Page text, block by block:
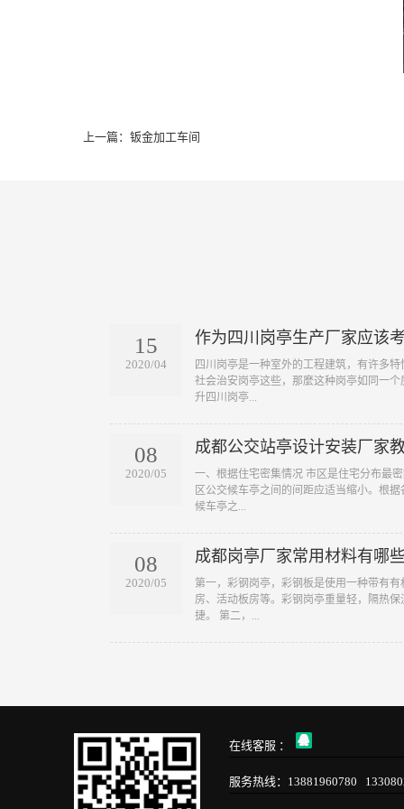
上一篇：钣金加工车间
15
2020/04
作为四川岗亭生产厂家应该
四川岗亭是一种室外的工程建筑，有许多
社会治安岗亭这些，那麼这种岗亭如同一
升四川岗亭...
08
2020/05
成都公交站亭设计安装厂家
一、根据住宅密集情况 市区是住宅分布最
区公交候车亭之间的间距应适当缩小。根
候车亭之...
08
2020/05
成都岗亭厂家常用材料有哪
第一，彩钢岗亭，彩钢板是使用一种带有
房、活动板房等。彩钢岗亭重量轻，隔热
捷。 第二，...
在线客服 ：
服务热线：13881960780